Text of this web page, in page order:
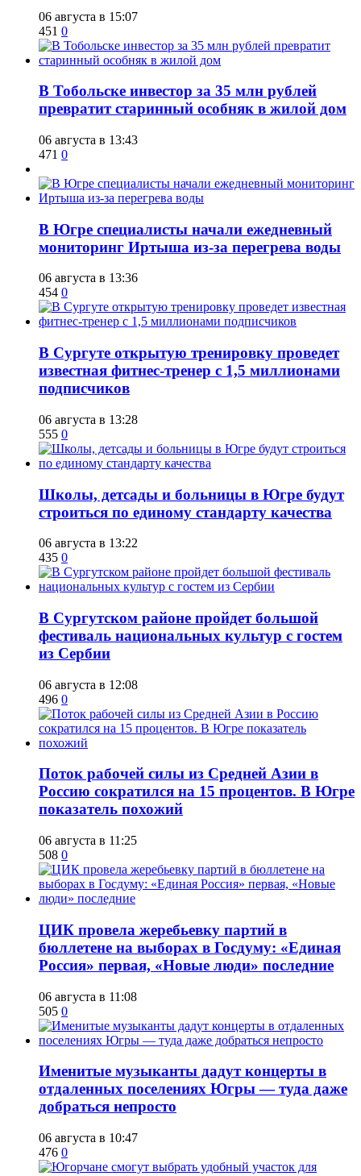
06 августа в 15:07
451 0
В Тобольске инвестор за 35 млн рублей
превратит старинный особняк в жилой дом
06 августа в 13:43
471 0
В Югре специалисты начали ежедневный
мониторинг Иртыша из-за перегрева воды
06 августа в 13:36
454 0
В Сургуте открытую тренировку проведет
известная фитнес-тренер с 1,5 миллионами
подписчиков
06 августа в 13:28
555 0
Школы, детсады и больницы в Югре будут
строиться по единому стандарту качества
06 августа в 13:22
435 0
В Сургутском районе пройдет большой
фестиваль национальных культур с гостем
из Сербии
06 августа в 12:08
496 0
Поток рабочей силы из Средней Азии в
Россию сократился на 15 процентов. В Югре
показатель похожий
06 августа в 11:25
508 0
ЦИК провела жеребьевку партий в
бюллетене на выборах в Госдуму: «Единая
Россия» первая, «Новые люди» последние
06 августа в 11:08
505 0
Именитые музыканты дадут концерты в
отдаленных поселениях Югры — туда даже
добраться непросто
06 августа в 10:47
476 0